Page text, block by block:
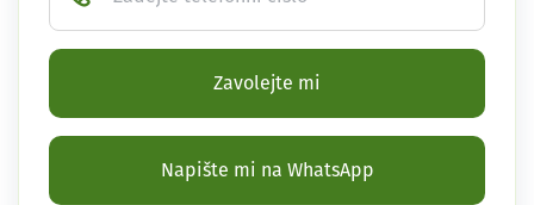
Zavolejte mi
Napište mi na WhatsApp